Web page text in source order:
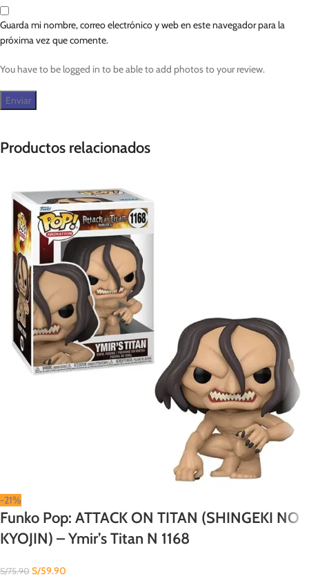
Guarda mi nombre, correo electrónico y web en este navegador para la
próxima vez que comente.
You have to be logged in to be able to add photos to your review.
Productos relacionados
-21%
Funko Pop: ATTACK ON TITAN (SHINGEKI NO
KYOJIN) – Ymir’s Titan N 1168
S/75.90 S/59.90